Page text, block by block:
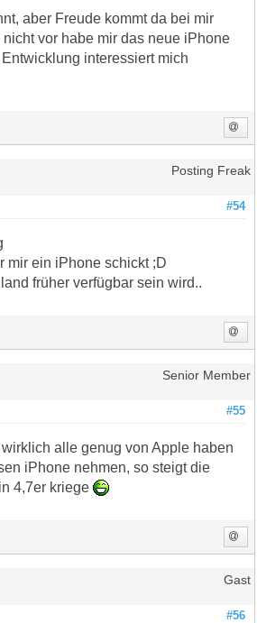
aber Freude kommt da bei mir
vor habe mir das neue iPhone
interessiert mich
Posting Freak
#54
mir ein iPhone schickt ;D
früher verfügbar sein wird..
Senior Member
#55
wirklich alle genug von Apple haben
iPhone nehmen, so steigt die
4,7er kriege
Gast
#56